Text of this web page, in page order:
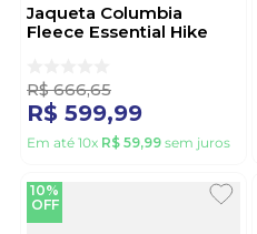
Jaqueta Columbia
Fleece Essential Hike
R$ 666,65
R$ 599,99
Em até 10x R$ 59,99 sem juros
10%
OFF